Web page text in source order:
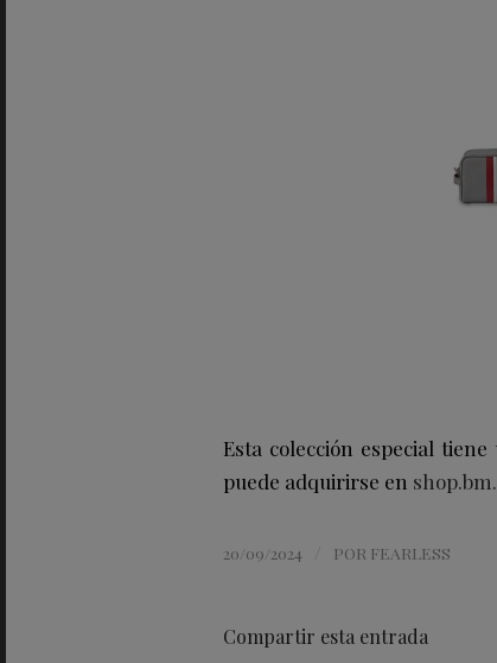
Esta colección especial
puede adquirirse en
20/09/2024 POR FEARLESS
Compartir esta entrada